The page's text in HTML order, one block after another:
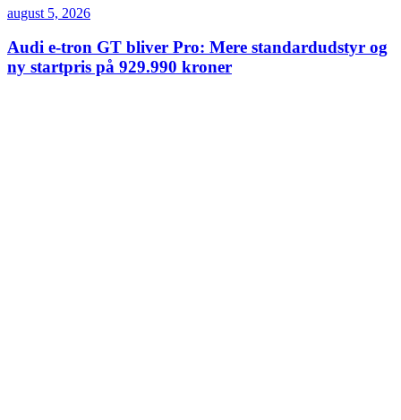
august 5, 2026
Audi e-tron GT bliver Pro: Mere standardudstyr og
ny startpris på 929.990 kroner